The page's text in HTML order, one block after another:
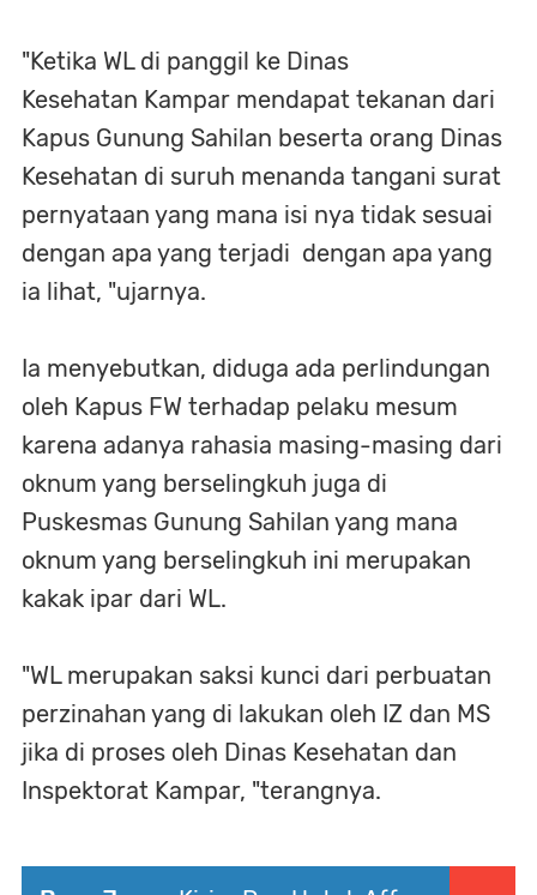
"Ketika WL di panggil ke Dinas
Kesehatan Kampar mendapat tekanan dari
Kapus Gunung Sahilan beserta orang Dinas
Kesehatan di suruh menanda tangani surat
pernyataan yang mana isi nya tidak sesuai
dengan apa yang terjadi dengan apa yang
ia lihat, "ujarnya.
Ia menyebutkan, diduga ada perlindungan
oleh Kapus FW terhadap pelaku mesum
karena adanya rahasia masing-masing dari
oknum yang berselingkuh juga di
Puskesmas Gunung Sahilan yang mana
oknum yang berselingkuh ini merupakan
kakak ipar dari WL.
"WL merupakan saksi kunci dari perbuatan
perzinahan yang di lakukan oleh IZ dan MS
jika di proses oleh Dinas Kesehatan dan
Inspektorat Kampar, "terangnya.